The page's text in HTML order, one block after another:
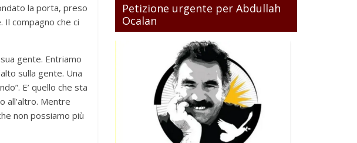
la porta, preso
Il compagno che ci
gente. Entriamo
sulla gente. Una
E’ quello che sta
all’altro. Mentre
non possiamo più
Petizione urgente per Abdullah
Ocalan